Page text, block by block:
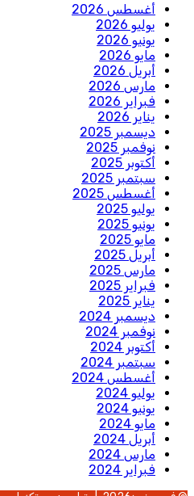
أغسطس 2026
يوليو 2026
يونيو 2026
مايو 2026
أبريل 2026
مارس 2026
فبراير 2026
يناير 2026
ديسمبر 2025
نوفمبر 2025
أكتوبر 2025
سبتمبر 2025
أغسطس 2025
يوليو 2025
يونيو 2025
مايو 2025
أبريل 2025
مارس 2025
فبراير 2025
يناير 2025
ديسمبر 2024
نوفمبر 2024
أكتوبر 2024
سبتمبر 2024
أغسطس 2024
يوليو 2024
يونيو 2024
مايو 2024
أبريل 2024
مارس 2024
فبراير 2024